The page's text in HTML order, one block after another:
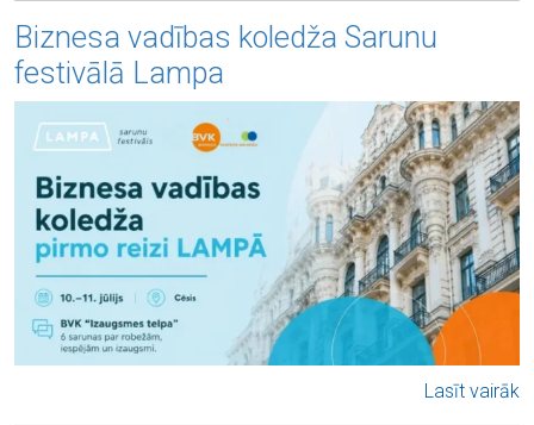
Biznesa vadības koledža Sarunu
festivālā Lampa
Lasīt vairāk